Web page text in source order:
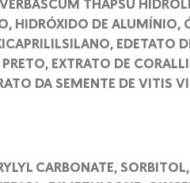
THAPSU
HIDRÓXIDO DE ALUMÍNIO,
EDETATO
EXTRATO DE
DA SEMENTE DE VITIS
CARBONATE,